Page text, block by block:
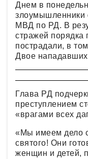
Днем в
злоумышленники
МВД по РД. В
стражей порядка
пострадали, в
Двое
Глава РД
преступлением
«врагами всех
«Мы имеем дело с
святого! Они
женщин и детей,